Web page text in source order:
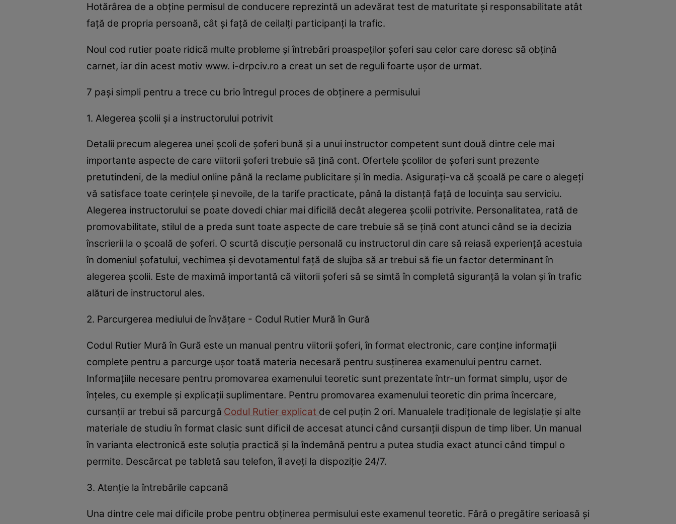
Hotărârea de a obţine permisul de conducere reprezintă un adevărat test de maturitate şi responsabilitate atât
faţă de propria persoană, cât şi faţă de ceilalţi participanţi la trafic.
Noul cod rutier poate ridică multe probleme şi întrebări proaspeţilor şoferi sau celor care doresc să obţină
carnet, iar din acest motiv www. i-drpciv.ro a creat un set de reguli foarte uşor de urmat.
7 paşi simpli pentru a trece cu brio întregul proces de obţinere a permisului
1. Alegerea şcolii şi a instructorului potrivit
Detalii precum alegerea unei şcoli de şoferi bună şi a unui instructor competent sunt două dintre cele mai
importante aspecte de care viitorii şoferi trebuie să ţină cont. Ofertele şcolilor de şoferi sunt prezente
pretutindeni, de la mediul online până la reclame publicitare şi în media. Asiguraţi-va că şcoală pe care o alegeţi
vă satisface toate cerinţele şi nevoile, de la tarife practicate, până la distanţă faţă de locuinţa sau serviciu.
Alegerea instructorului se poate dovedi chiar mai dificilă decât alegerea şcolii potrivite. Personalitatea, rată de
promovabilitate, stilul de a preda sunt toate aspecte de care trebuie să se ţină cont atunci când se ia decizia
înscrierii la o şcoală de şoferi. O scurtă discuţie personală cu instructorul din care să reiasă experienţă acestuia
în domeniul şofatului, vechimea şi devotamentul faţă de slujba să ar trebui să fie un factor determinant în
alegerea şcolii. Este de maximă importantă că viitorii şoferi să se simtă în completă siguranţă la volan şi în trafic
alături de instructorul ales.
2. Parcurgerea mediului de învăţare - Codul Rutier Mură în Gură
Codul Rutier Mură în Gură este un manual pentru viitorii şoferi, în format electronic, care conţine informaţii
complete pentru a parcurge uşor toată materia necesară pentru susţinerea examenului pentru carnet.
Informaţiile necesare pentru promovarea examenului teoretic sunt prezentate într-un format simplu, uşor de
înţeles, cu exemple şi explicaţii suplimentare. Pentru promovarea examenului teoretic din prima încercare,
cursanţii ar trebui să parcurgă Codul Rutier explicat de cel puţin 2 ori. Manualele tradiţionale de legislaţie şi alte
materiale de studiu în format clasic sunt dificil de accesat atunci când cursanţii dispun de timp liber. Un manual
în varianta electronică este soluţia practică şi la îndemână pentru a putea studia exact atunci când timpul o
permite. Descărcat pe tabletă sau telefon, îl aveţi la dispoziţie 24/7.
3. Atenţie la întrebările capcană
Una dintre cele mai dificile probe pentru obţinerea permisului este examenul teoretic. Fără o pregătire serioasă şi